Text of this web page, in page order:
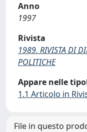
Anno
1997
Rivista
1989. RIVISTA DI
POLITICHE
Appare nelle
1.1 Articolo in
File in questo